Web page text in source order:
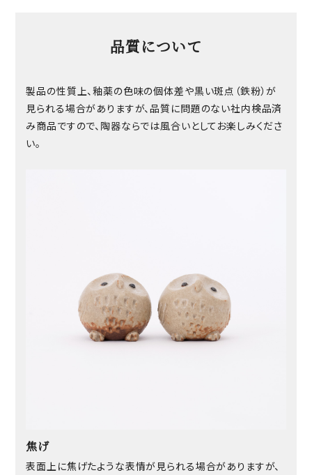
品質について
製品の性質上、釉薬の色味の個体差や黒い斑点（鉄粉）が
見られる場合がありますが、品質に問題のない社内検品済
み商品ですので、陶器ならでは風合いとしてお楽しみくださ
い。
焦げ
表面上に焦げたような表情が見られる場合がありますが、